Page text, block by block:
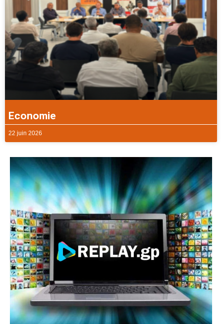
Economie
22 juin 2026